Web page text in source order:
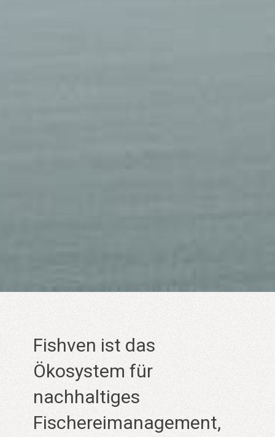
Fishven ist das
Ökosystem für
nachhaltiges
Fischereimanagement,